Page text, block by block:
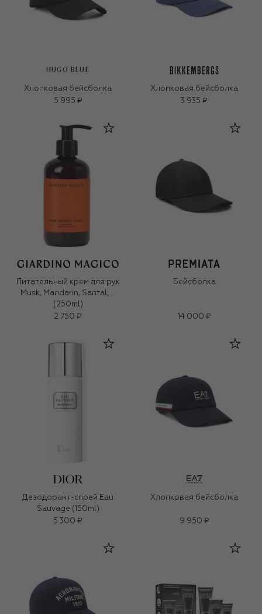
HUGO BLUE
Хлопковая бейсболка
5 995 ₽
Хлопковая бейсболка
3 935 ₽
Питательный крем для рук
Musk, Mandarin, Santal, …
(250ml)
2 750 ₽
Бейсболка
14 000 ₽
Дезодорант-спрей Eau
Sauvage (150ml)
5 300 ₽
Хлопковая бейсболка
9 950 ₽